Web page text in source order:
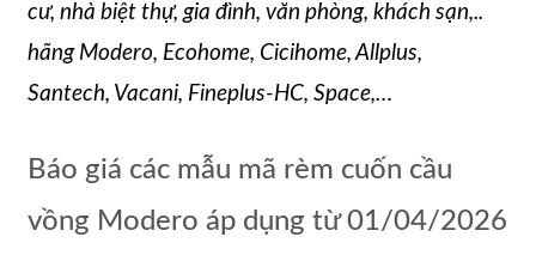
cư, nhà biệt thự, gia đình, văn phòng, khách sạn,..
hãng Modero, Ecohome, Cicihome, Allplus,
Santech, Vacani, Fineplus-HC, Space,…
Báo giá các mẫu mã rèm cuốn cầu
vồng Modero áp dụng từ 01/04/2026